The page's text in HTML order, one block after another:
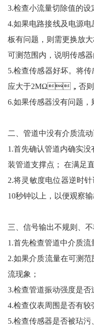
3.检查小流量切除值的设
4.如果电路接线及电源电压
板有问题，则需更换放
可测范围内，说明传感
5.检查传感器好坏。将
应大于2MΩ，否则需
6.如果传感器没有问题
二、管道中没有介质
1.首先确认管道内确实没有
装管道支撑点； 在满足直
2.将灵敏度电位器逆时针调
10秒钟以上，以便观察输
三、信号输出不规则
1.首先检查管道中介质流
2.如果介质流量在可测范
流现象；
3.检查管道振动强度是否过
4.检查仪表周围是否有较强
5.检查传感器是否被玷污